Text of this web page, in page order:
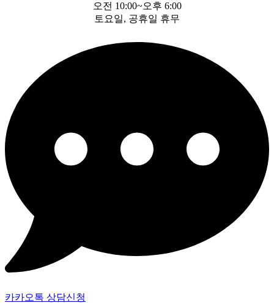
오전 10:00~오후 6:00
토요일, 공휴일 휴무
카카오톡 상담신청